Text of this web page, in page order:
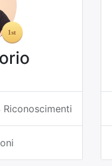
Riconoscimenti